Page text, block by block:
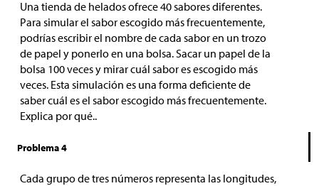
Una tienda de helados ofrece 40 sabores diferentes.
Para simular el sabor escogido más frecuentemente,
podrías escribir el nombre de cada sabor en un trozo
de papel y ponerlo en una bolsa. Sacar un papel de la
bolsa 100 veces y mirar cuál sabor es escogido más
veces. Esta simulación es una forma deficiente de
saber cuál es el sabor escogido más frecuentemente.
Explica por qué..
Problema 4
Cada grupo de tres números representa las longitudes,